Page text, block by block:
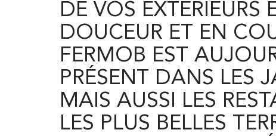
DE VOS EXTÉRIEURS
DOUCEUR ET EN
FERMOB EST
PRÉSENT DANS LES
MAIS AUSSI LES
LES PLUS BELLES